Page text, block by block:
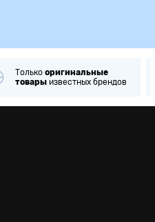
Только оригинальные
товары известных брендов